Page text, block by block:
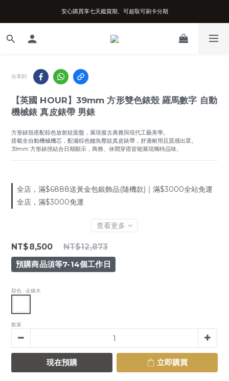
台南實體店面、兩年機芯保固、開立發票
安心購買享七天鑑賞期、可超取可刷卡分期
台南實體店面、兩年機芯保固、開立發票
分享到
【英國 HOUR】39mm 方形雙色錶殼 羅馬數字 自動
機械錶 真皮錶帶 男錶
方形錶殼搭配棕色放射紋面盤，展現復古典雅與現代工藝美學。
搭載全自動機械機芯，配備棕色鱷魚壓紋真皮錶帶，舒適耐用且質感出眾。
39mm 方形錶徑結合日期顯示，商務、休閒穿搭皆能展現獨特品味。
全店，滿$6888送黃金包銀飾品(隨機款)｜滿$3000全站免運
全店，滿$3000免運
查看更多
NT$8,500
NT$12,873
預購商品須等7-14個工作日
顏色 : 金橡木
數量
現在預購 立即購買